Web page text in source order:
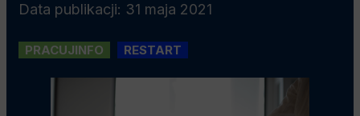
Data publikacji: 31 maja 2021
PRACUJINFO RESTART